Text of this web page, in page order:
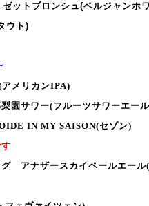
ットブロンシュ(ベルジャンホ
ウト)
メリカンIPA)
園サワー(フルーツサワーエー
IN MY SAISON(セゾン)
アナザースカイペールエール